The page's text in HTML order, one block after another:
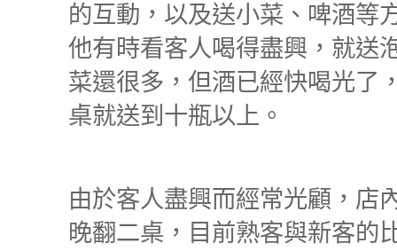
的互動，以及送小菜、啤酒等
他有時看客人喝得盡興，就送
菜還很多，但酒已經快喝光了
桌就送到十瓶以上。
由於客人盡興而經常光顧，店
晚翻二桌，目前熟客與新客的